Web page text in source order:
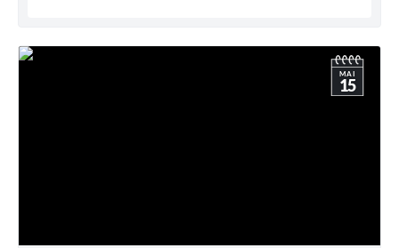
MAI
15